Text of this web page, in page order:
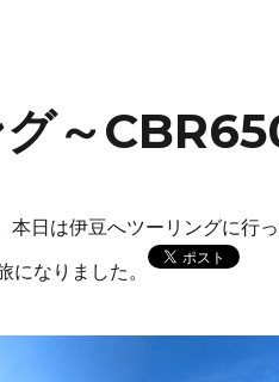
～
本日は伊豆へツーリングに行
になりました。